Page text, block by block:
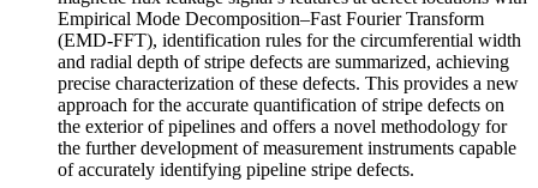
Empirical Mode Decomposition–Fast Fourier Transform
(EMD-FFT), identification rules for the circumferential width
and radial depth of stripe defects are summarized, achieving
precise characterization of these defects. This provides a new
approach for the accurate quantification of stripe defects on
the exterior of pipelines and offers a novel methodology for
the further development of measurement instruments capable
of accurately identifying pipeline stripe defects.